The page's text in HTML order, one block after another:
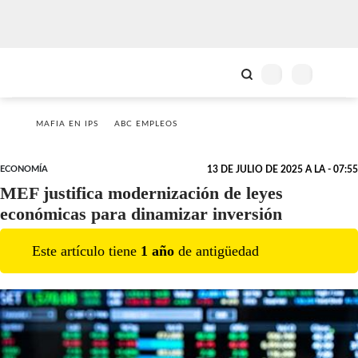
MAFIA EN IPS ABC EMPLEOS
ECONOMÍA 13 DE JULIO DE 2025 A LA - 07:55
MEF justifica modernización de leyes
económicas para dinamizar inversión
Este artículo tiene 1 año de antigüedad